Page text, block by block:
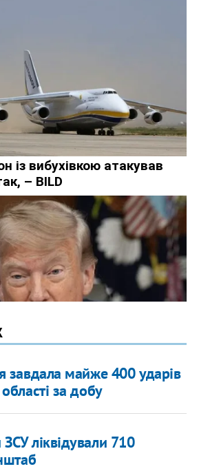
завдала майже 400 ударів
за добу
ліквідували 710